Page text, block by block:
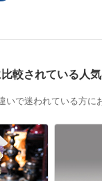
較されている人
いで迷われている方に